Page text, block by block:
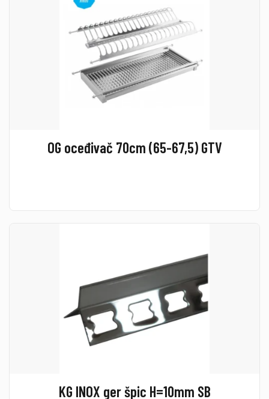
OG oceđivač 70cm (65-67,5) GTV
KG INOX ger špic H=10mm SB